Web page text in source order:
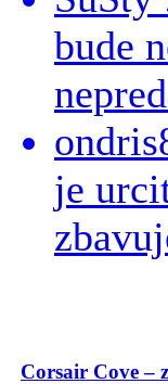
bude
je
Corsair Cove –